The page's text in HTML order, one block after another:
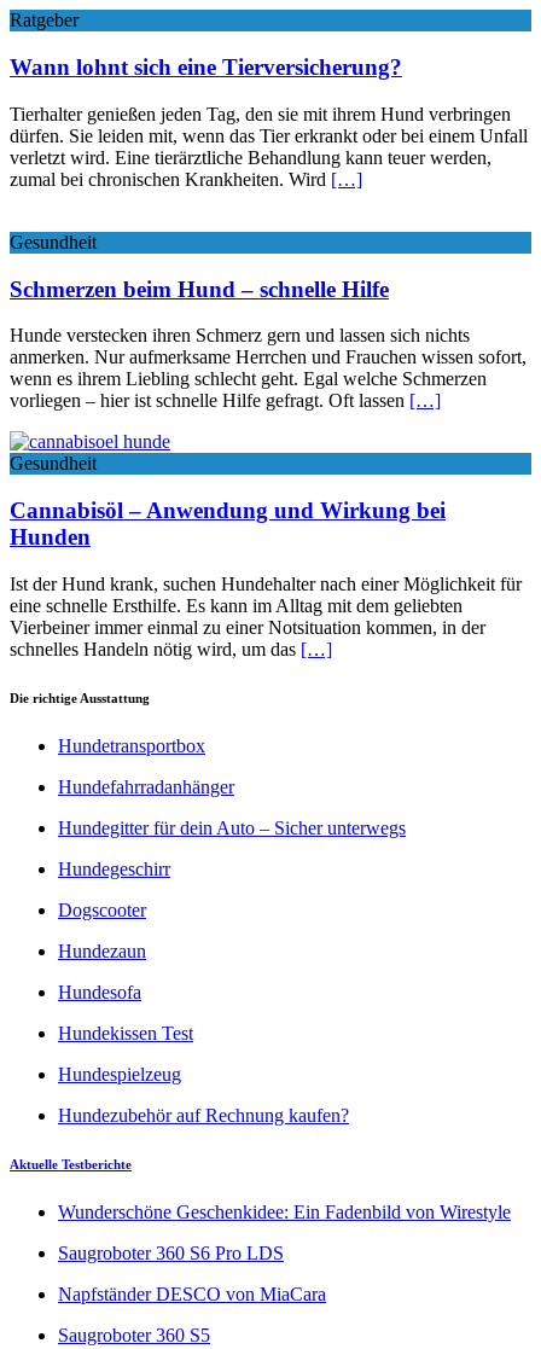
Ratgeber
Wann lohnt sich eine Tierversicherung?
Tierhalter genießen jeden Tag, den sie mit ihrem Hund verbringen
dürfen. Sie leiden mit, wenn das Tier erkrankt oder bei einem Unfall
verletzt wird. Eine tierärztliche Behandlung kann teuer werden,
zumal bei chronischen Krankheiten. Wird […]
Gesundheit
Schmerzen beim Hund – schnelle Hilfe
Hunde verstecken ihren Schmerz gern und lassen sich nichts
anmerken. Nur aufmerksame Herrchen und Frauchen wissen sofort,
wenn es ihrem Liebling schlecht geht. Egal welche Schmerzen
vorliegen – hier ist schnelle Hilfe gefragt. Oft lassen […]
Gesundheit
Cannabisöl – Anwendung und Wirkung bei
Hunden
Ist der Hund krank, suchen Hundehalter nach einer Möglichkeit für
eine schnelle Ersthilfe. Es kann im Alltag mit dem geliebten
Vierbeiner immer einmal zu einer Notsituation kommen, in der
schnelles Handeln nötig wird, um das […]
Die richtige Ausstattung
Hundetransportbox
Hundefahrradanhänger
Hundegitter für dein Auto – Sicher unterwegs
Hundegeschirr
Dogscooter
Hundezaun
Hundesofa
Hundekissen Test
Hundespielzeug
Hundezubehör auf Rechnung kaufen?
Aktuelle Testberichte
Wunderschöne Geschenkidee: Ein Fadenbild von Wirestyle
Saugroboter 360 S6 Pro LDS
Napfständer DESCO von MiaCara
Saugroboter 360 S5